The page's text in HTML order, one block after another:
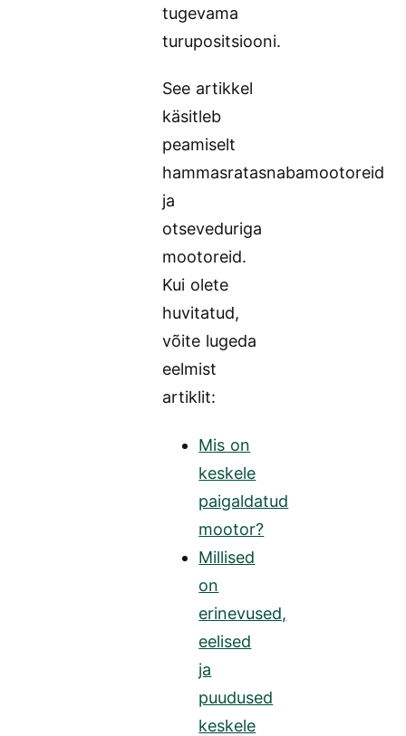
tugevama
turupositsiooni.
See artikkel
käsitleb
peamiselt
hammasratasnabamootoreid
ja
otseveduriga
mootoreid.
Kui olete
huvitatud,
võite lugeda
eelmist
artiklit:
Mis on
keskele
paigaldatud
mootor?
Millised
on
erinevused,
eelised
ja
puudused
keskele